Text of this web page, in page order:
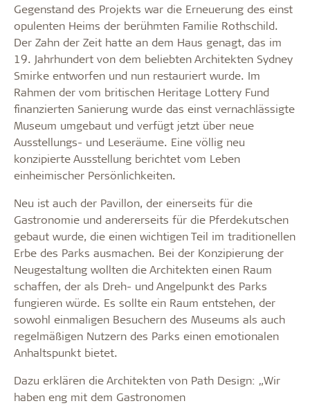
Gegenstand des Projekts war die Erneuerung des einst
opulenten Heims der berühmten Familie Rothschild.
Der Zahn der Zeit hatte an dem Haus genagt, das im
19. Jahrhundert von dem beliebten Architekten Sydney
Smirke entworfen und nun restauriert wurde. Im
Rahmen der vom britischen Heritage Lottery Fund
finanzierten Sanierung wurde das einst vernachlässigte
Museum umgebaut und verfügt jetzt über neue
Ausstellungs- und Leseräume. Eine völlig neu
konzipierte Ausstellung berichtet vom Leben
einheimischer Persönlichkeiten.
Neu ist auch der Pavillon, der einerseits für die
Gastronomie und andererseits für die Pferdekutschen
gebaut wurde, die einen wichtigen Teil im traditionellen
Erbe des Parks ausmachen. Bei der Konzipierung der
Neugestaltung wollten die Architekten einen Raum
schaffen, der als Dreh- und Angelpunkt des Parks
fungieren würde. Es sollte ein Raum entstehen, der
sowohl einmaligen Besuchern des Museums als auch
regelmäßigen Nutzern des Parks einen emotionalen
Anhaltspunkt bietet.
Dazu erklären die Architekten von Path Design: „Wir
haben eng mit dem Gastronomen